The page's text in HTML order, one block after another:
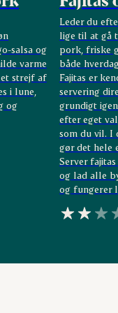
salsa og
varme
strejf af
i lune,
og
Leder du
lige til at gå
pork, friske
både
Fajitas er
servering
grundigt
efter eget
som du vil. I
gør det hele
Server
og lad alle
og fungerer